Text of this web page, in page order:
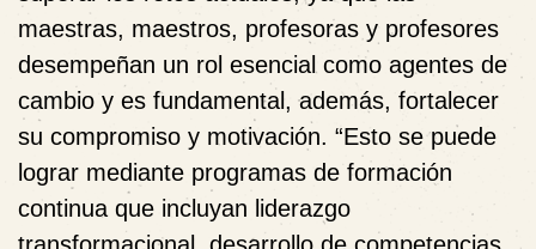
maestras, maestros, profesoras y profesores
desempeñan un rol esencial como agentes de
cambio y es fundamental, además, fortalecer
su compromiso y motivación. “Esto se puede
lograr mediante programas de formación
continua que incluyan liderazgo
transformacional, desarrollo de competencias